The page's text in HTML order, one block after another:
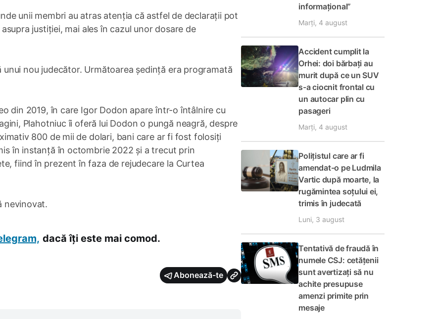
unii membri au atras atenția că astfel de declarații pot
justiției, mai ales în cazul unor dosare de
nou judecător. Următoarea ședință era programată
din 2019, în care Igor Dodon apare într-o întâlnire cu
Plahotniuc îi oferă lui Dodon o pungă neagră, despre
800 de mii de dolari, bani care ar fi fost folosiți
în instanță în octombrie 2022 și a trecut prin
fiind în prezent în faza de rejudecare la Curtea
nevinovat.
dacă îți este mai comod.
Abonează-te
informațional”
Marți, 4 august
Accident cumplit la
Orhei: doi bărbați au
murit după ce un SUV
s-a ciocnit frontal cu
un autocar plin cu
pasageri
Marți, 4 august
Polițistul care ar fi
amendat-o pe Ludmila
Vartic după moarte, la
rugămintea soțului ei,
trimis în judecată
Luni, 3 august
Tentativă de fraudă în
numele CSJ: cetățenii
sunt avertizați să nu
achite presupuse
amenzi primite prin
mesaje